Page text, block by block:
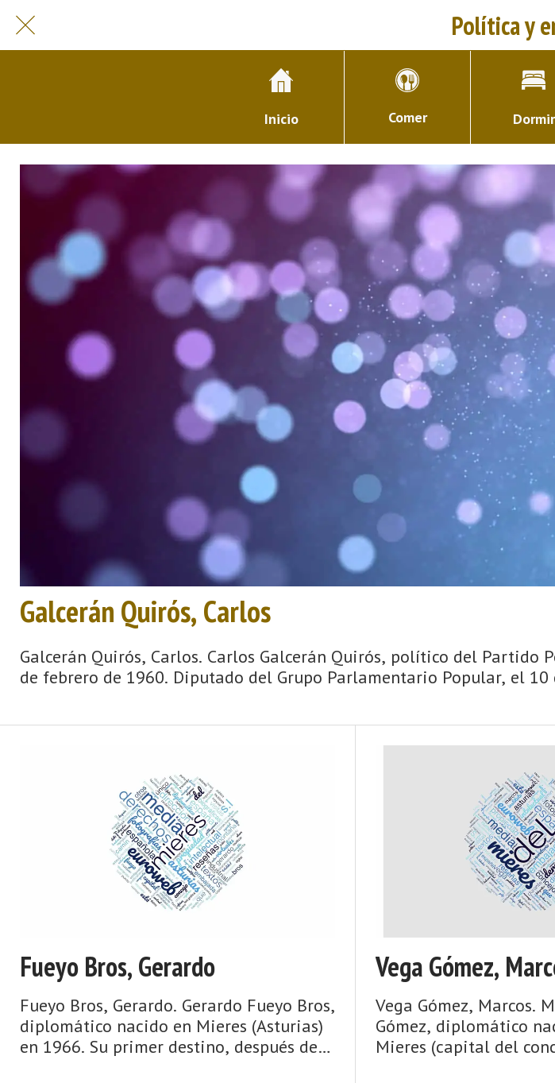
Política y
Inicio Comer Dormir
Galcerán Quirós, Carlos
Galcerán Quirós, Carlos. Carlos Galcerán Quirós, político del
de febrero de 1960. Diputado del Grupo Parlamentario Popular, el 10
Fueyo Bros, Gerardo
Fueyo Bros, Gerardo. Gerardo Fueyo Bros,
diplomático nacido en Mieres (Asturias)
en 1966. Su primer destino, después de
Vega Gómez,
Vega Gómez, Marcos.
Gómez, diplomático
Mieres (capital del